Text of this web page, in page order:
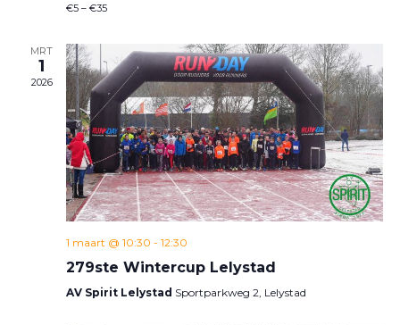
€5 – €35
MRT
1
2026
1 maart @ 10:30 - 12:30
279ste Wintercup Lelystad
AV Spirit Lelystad Sportparkweg 2, Lelystad